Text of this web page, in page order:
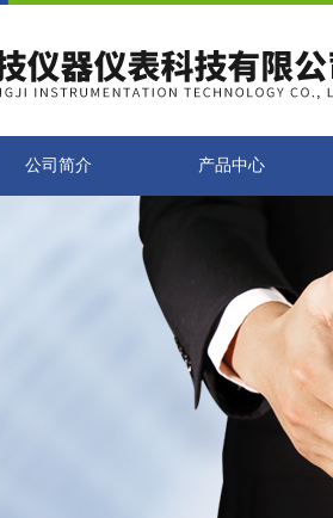
公司简介 产品中心